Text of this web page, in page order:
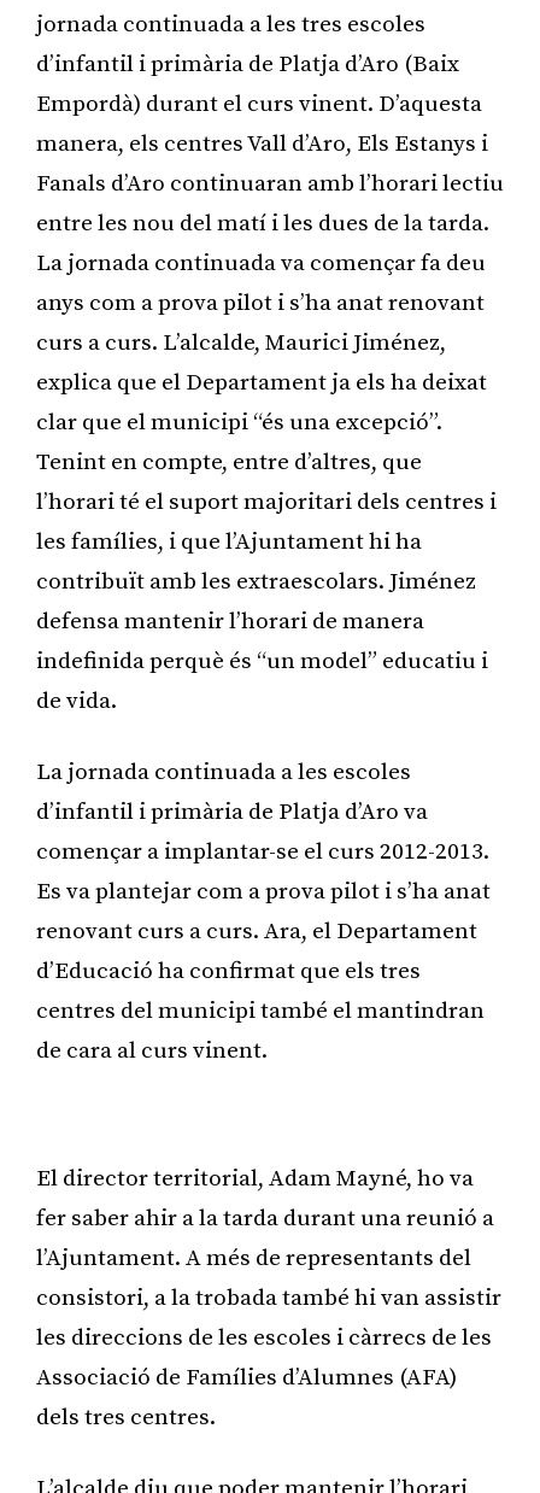
jornada continuada a les tres escoles
d’infantil i primària de Platja d’Aro (Baix
Empordà) durant el curs vinent. D’aquesta
manera, els centres Vall d’Aro, Els Estanys i
Fanals d’Aro continuaran amb l’horari lectiu
entre les nou del matí i les dues de la tarda.
La jornada continuada va començar fa deu
anys com a prova pilot i s’ha anat renovant
curs a curs. L’alcalde, Maurici Jiménez,
explica que el Departament ja els ha deixat
clar que el municipi “és una excepció”.
Tenint en compte, entre d’altres, que
l’horari té el suport majoritari dels centres i
les famílies, i que l’Ajuntament hi ha
contribuït amb les extraescolars. Jiménez
defensa mantenir l’horari de manera
indefinida perquè és “un model” educatiu i
de vida.
La jornada continuada a les escoles
d’infantil i primària de Platja d’Aro va
començar a implantar-se el curs 2012-2013.
Es va plantejar com a prova pilot i s’ha anat
renovant curs a curs. Ara, el Departament
d’Educació ha confirmat que els tres
centres del municipi també el mantindran
de cara al curs vinent.
El director territorial, Adam Mayné, ho va
fer saber ahir a la tarda durant una reunió a
l’Ajuntament. A més de representants del
consistori, a la trobada també hi van assistir
les direccions de les escoles i càrrecs de les
Associació de Famílies d’Alumnes (AFA)
dels tres centres.